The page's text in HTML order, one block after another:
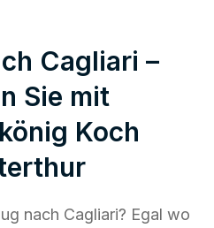
Cagliari –
Sie mit
Koch
nach Cagliari? Egal wo